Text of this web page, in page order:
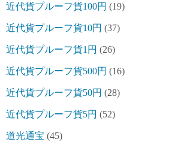
近代貨プルーフ貨100円 (19)
近代貨プルーフ貨10円 (37)
近代貨プルーフ貨1円 (26)
近代貨プルーフ貨500円 (16)
近代貨プルーフ貨50円 (28)
近代貨プルーフ貨5円 (52)
道光通宝 (45)